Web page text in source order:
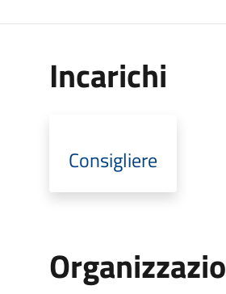
Incarichi
Consigliere